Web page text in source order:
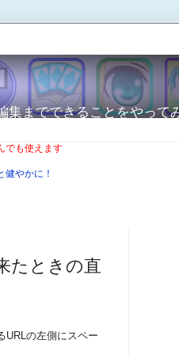
集までできることをやって
でも使えます
健やかに！
たときの直
URLの左側にスペー